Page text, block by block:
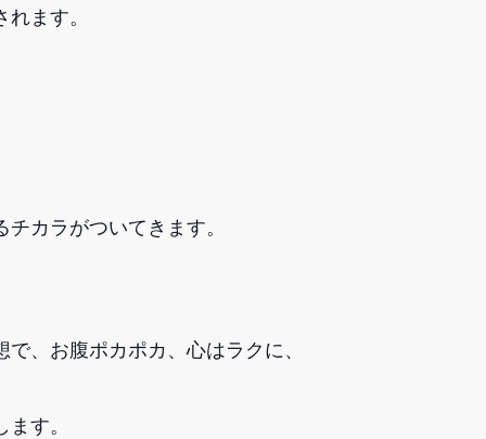
ます。
カラがついてきます。
、お腹ポカポカ、心はラクに、
す。